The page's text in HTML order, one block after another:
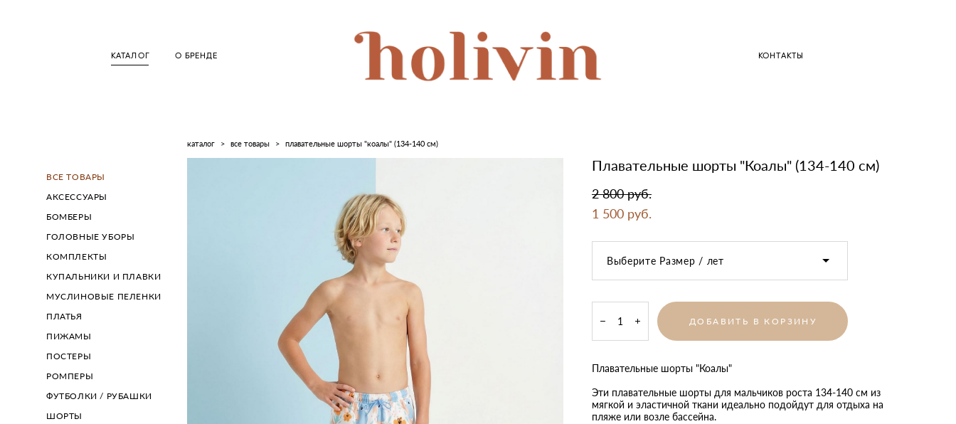
КАТАЛОГ О БРЕНДЕ КОНТАКТЫ
ВСЕ ТОВАРЫ
АКСЕССУАРЫ
БОМБЕРЫ
ГОЛОВНЫЕ УБОРЫ
КОМПЛЕКТЫ
КУПАЛЬНИКИ И ПЛАВКИ
МУСЛИНОВЫЕ ПЕЛЕНКИ
ПЛАТЬЯ
ПИЖАМЫ
ПОСТЕРЫ
РОМПЕРЫ
ФУТБОЛКИ / РУБАШКИ
ШОРТЫ
каталог > все товары > плавательные шорты "коалы" (134-140 см)
Плавательные шорты "Коалы" (134-140 см)
2 800 pуб.
1 500 pуб.
Выберите Размер / лет
ДОБАВИТЬ В КОРЗИНУ
Плавательные шорты "Коалы"
Эти плавательные шорты для мальчиков роста 134-140 см из
мягкой и эластичной ткани идеально подойдут для отдыха на
пляже или возле бассейна.